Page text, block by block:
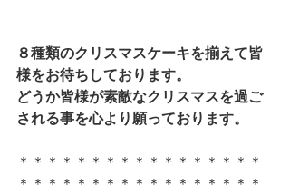
８種類のクリスマスケーキを揃えて皆
様をお待ちしております。
どうか皆様が素敵なクリスマスを過ご
される事を心より願っております。
＊＊＊＊＊＊＊＊＊＊＊＊＊＊＊＊＊
＊＊＊＊＊＊＊＊＊＊＊＊＊＊＊＊＊